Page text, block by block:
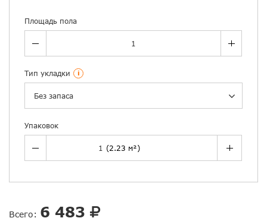
Площадь пола
Тип укладки i
Без запаса
Упаковок
Всего: 6 483